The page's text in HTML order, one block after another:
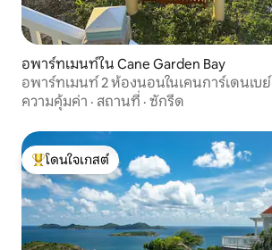
เพียงแค่ดาว ด้านหลังพื้นที่นั่งเล่นด้านบนมี
เลานจ์และลานบาร์บีคิวทั้งหมดล้อมรอบ
ด้วยสวนที่มีระเบียง ระเบียงด้านล่าง
สามารถเข้าถึงได้ผ่านห้องดูหนังไปยังสระ
ว่ายน้ำบ้านทั้งหลังได้รับการออกแบบรอบๆ
หินก้อนใหญ่สระว่ายน้ำอยู่ท่ามกลางสระ
ว่ายน้ำมีพื้นที่นั่งเล่นรับแสงแดดที่ได้รับการ
ครบครันสำหรับการใช้งานของคุณเรามี
บริการทำความสะอาดสองครั้งต่อสัปดาห์
แต่เราสามารถจัดให้ได้มากขึ้นหากจำเป็น
บ้านหลังนี้เตรียมไว้ให้พร้อมสำหรับการ
ผจญภัยของคุณด้วยเก้าอี้ชายหาด
ผ้าเช็ดตัวชายหาดและเครื่องทำความเย็น
หากคุณเดินทางพร้อมเด็กเล็กเราสามารถ
อพาร์ทเมนท์ใน Cane Garden Bay
อพาร์ทเมนท์ 2 ห้องนอนในเคนการ์เดนเบย์
ความคุ้มค่า · สถานที่ · ซักรีด
โดนใจเกสต์ที่สุด
โดนใจเกสต์